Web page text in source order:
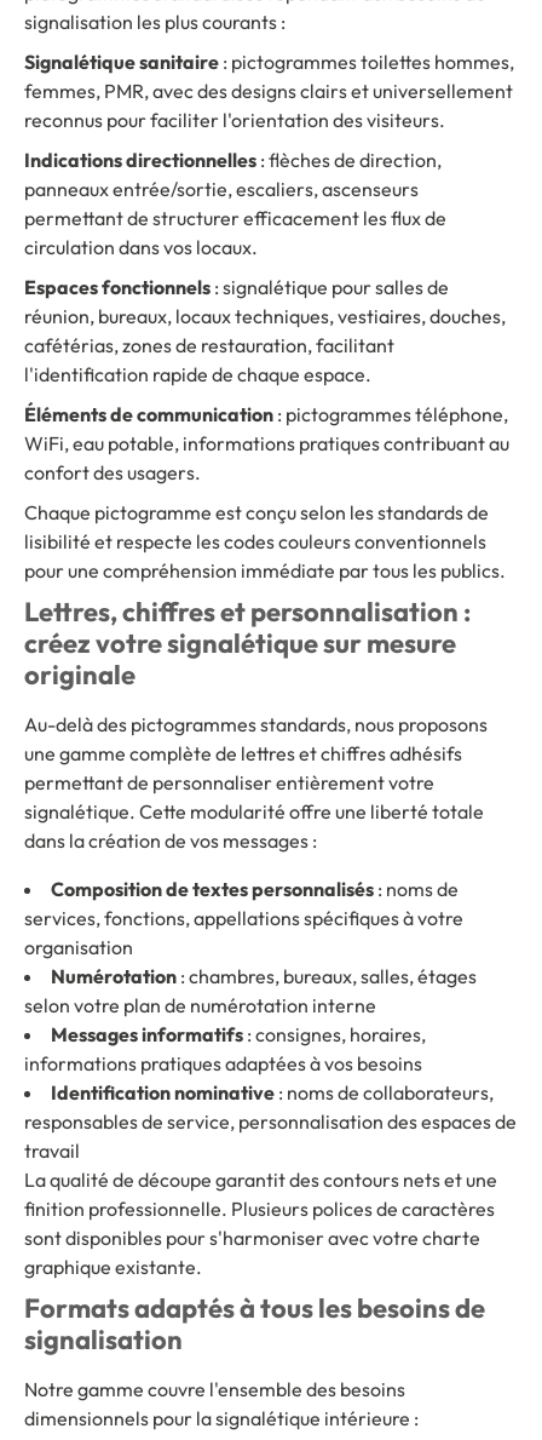
signalisation les plus courants :
Signalétique sanitaire : pictogrammes toilettes hommes,
femmes, PMR, avec des designs clairs et universellement
reconnus pour faciliter l'orientation des visiteurs.
Indications directionnelles : flèches de direction,
panneaux entrée/sortie, escaliers, ascenseurs
permettant de structurer efficacement les flux de
circulation dans vos locaux.
Espaces fonctionnels : signalétique pour salles de
réunion, bureaux, locaux techniques, vestiaires, douches,
cafétérias, zones de restauration, facilitant
l'identification rapide de chaque espace.
Éléments de communication : pictogrammes téléphone,
WiFi, eau potable, informations pratiques contribuant au
confort des usagers.
Chaque pictogramme est conçu selon les standards de
lisibilité et respecte les codes couleurs conventionnels
pour une compréhension immédiate par tous les publics.
Lettres, chiffres et personnalisation :
créez votre signalétique sur mesure
originale
Au-delà des pictogrammes standards, nous proposons
une gamme complète de lettres et chiffres adhésifs
permettant de personnaliser entièrement votre
signalétique. Cette modularité offre une liberté totale
dans la création de vos messages :
Composition de textes personnalisés : noms de
services, fonctions, appellations spécifiques à votre
organisation
Numérotation : chambres, bureaux, salles, étages
selon votre plan de numérotation interne
Messages informatifs : consignes, horaires,
informations pratiques adaptées à vos besoins
Identification nominative : noms de collaborateurs,
responsables de service, personnalisation des espaces de
travail
La qualité de découpe garantit des contours nets et une
finition professionnelle. Plusieurs polices de caractères
sont disponibles pour s'harmoniser avec votre charte
graphique existante.
Formats adaptés à tous les besoins de
signalisation
Notre gamme couvre l'ensemble des besoins
dimensionnels pour la signalétique intérieure :